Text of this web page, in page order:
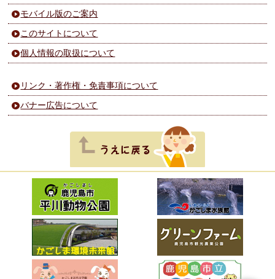
モバイル版のご案内
このサイトについて
個人情報の取扱について
リンク・著作権・免責事項について
バナー広告について